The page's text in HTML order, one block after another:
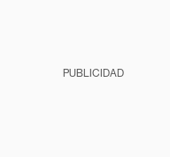
PUBLICIDAD